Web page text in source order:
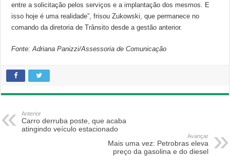
entre a solicitação pelos serviços e a implantação dos mesmos. E
isso hoje é uma realidade”, frisou Zukowski, que permanece no
comando da diretoria de Trânsito desde a gestão anterior.
Fonte: Adriana Panizzi/Assessoria de Comunicação
Anterior
Carro derruba poste, que acaba
atingindo veículo estacionado
Avançar
Mais uma vez: Petrobras eleva
preço da gasolina e do diesel